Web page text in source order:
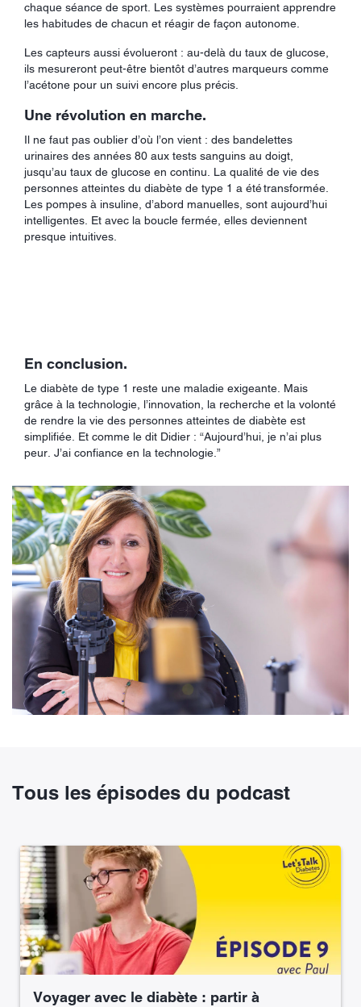
chaque séance de sport. Les systèmes pourraient apprendre
les habitudes de chacun et réagir de façon autonome.
Les capteurs aussi évolueront : au-delà du taux de glucose,
ils mesureront peut-être bientôt d’autres marqueurs comme
l’acétone pour un suivi encore plus précis.
Une révolution en marche.
Il ne faut pas oublier d’où l’on vient : des bandelettes
urinaires des années 80 aux tests sanguins au doigt,
jusqu’au taux de glucose en continu. La qualité de vie des
personnes atteintes du diabète de type 1 a été transformée.
Les pompes à insuline, d’abord manuelles, sont aujourd’hui
intelligentes. Et avec la boucle fermée, elles deviennent
presque intuitives.
En conclusion.
Le diabète de type 1 reste une maladie exigeante. Mais
grâce à la technologie, l’innovation, la recherche et la volonté
de rendre la vie des personnes atteintes de diabète est
simplifiée. Et comme le dit Didier : “Aujourd’hui, je n’ai plus
peur. J’ai confiance en la technologie.”
Tous les épisodes du podcast
Voyager avec le diabète : partir à